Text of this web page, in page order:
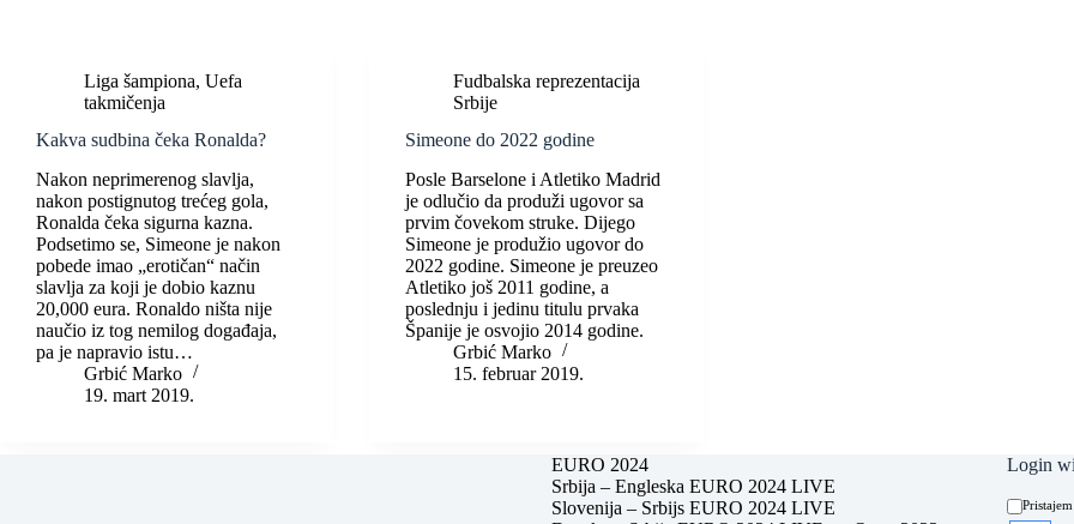
Liga šampiona, Uefa
takmičenja
Kakva sudbina čeka Ronalda?
Nakon neprimerenog slavlja,
nakon postignutog trećeg gola,
Ronalda čeka sigurna kazna.
Podsetimo se, Simeone je nakon
pobede imao „erotičan“ način
slavlja za koji je dobio kaznu
20,000 eura. Ronaldo ništa nije
naučio iz tog nemilog događaja,
pa je napravio istu…
Grbić Marko
19. mart 2019.
Fudbalska reprezentacija
Srbije
Simeone do 2022 godine
Posle Barselone i Atletiko Madrid
je odlučio da produži ugovor sa
prvim čovekom struke. Dijego
Simeone je produžio ugovor do
2022 godine. Simeone je preuzeo
Atletiko još 2011 godine, a
poslednju i jedinu titulu prvaka
Španije je osvojio 2014 godine.
Grbić Marko
15. februar 2019.
EURO 2024
Srbija – Engleska EURO 2024 LIVE
Slovenija – Srbijs EURO 2024 LIVE
Login